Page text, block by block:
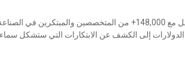
إلى الكشف عن الابتكارات التي ستشكل سماء